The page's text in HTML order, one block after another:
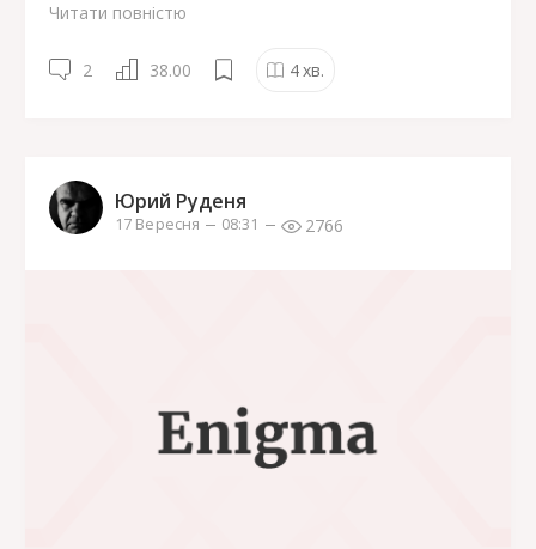
Читати повністю
2 38.00 4хв.
Юрий Руденя
17 Вересня 08:31 2766